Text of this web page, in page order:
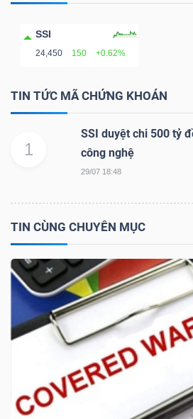
SSI
24,450 150 +0.62%
TIN TỨC MÃ CHỨNG KHOÁN
1
SSI duyệt chi 500 tỷ
công nghệ
29/07 18:48
TIN CÙNG CHUYÊN MỤC
TÍCH
VĨ
MÔ
NGÀNH
NGHIỆP